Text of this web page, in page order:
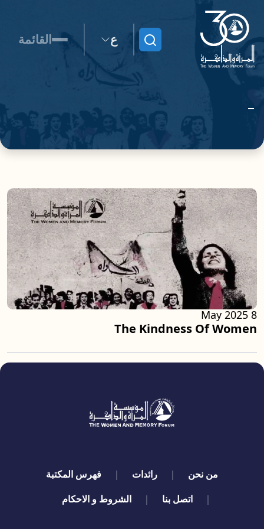
ابحث ع القائمة
The Kindness Of Women
8 May 2025
quick links
من نحن رائدات
فهرس المكتبة
اتصل بنا
الشروط و الاحكام